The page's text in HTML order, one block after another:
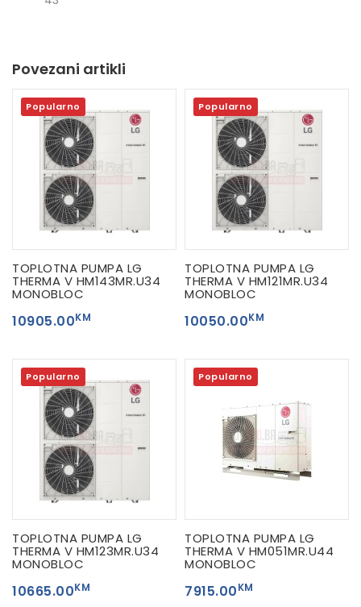
Povezani artikli
Popularno
TOPLOTNA PUMPA LG
THERMA V HM143MR.U34
MONOBLOC
10905.00KM
Popularno
TOPLOTNA PUMPA LG
THERMA V HM121MR.U34
MONOBLOC
10050.00KM
Popularno
TOPLOTNA PUMPA LG
THERMA V HM123MR.U34
MONOBLOC
10665.00KM
Popularno
TOPLOTNA PUMPA LG
THERMA V HM051MR.U44
MONOBLOC
7915.00KM